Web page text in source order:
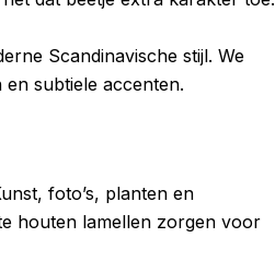
Scandinavische stijl. We
subtiele accenten.
foto’s, planten en
houten lamellen zorgen voor